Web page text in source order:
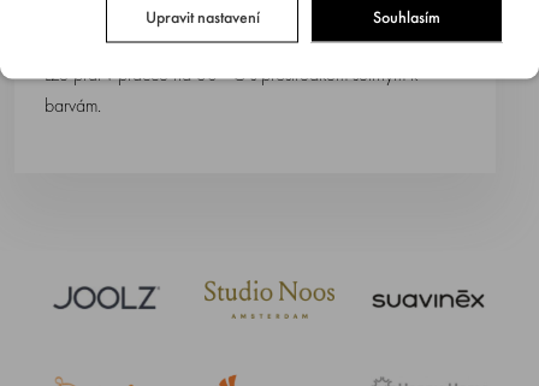
- nesmí se sušit v bubnové sušičce
Lze prát v pračce na 30 °C s prostředkem šetrným k
barvám.
Upravit nastavení Souhlasím